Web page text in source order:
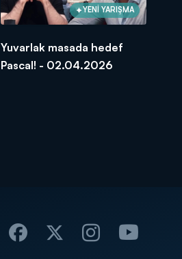
YENİ YARIŞMA
Yuvarlak masada hedef
Pascal! - 02.04.2026